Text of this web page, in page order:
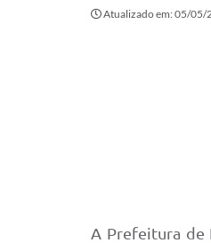
Atualizado em: 05/05/
A Prefeitura de